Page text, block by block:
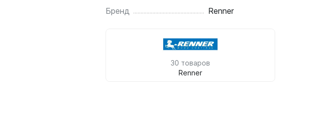
Бренд
Renner
30 товаров
Renner